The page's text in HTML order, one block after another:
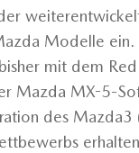
Modelle
mit dem
Mazda MX-5-
des